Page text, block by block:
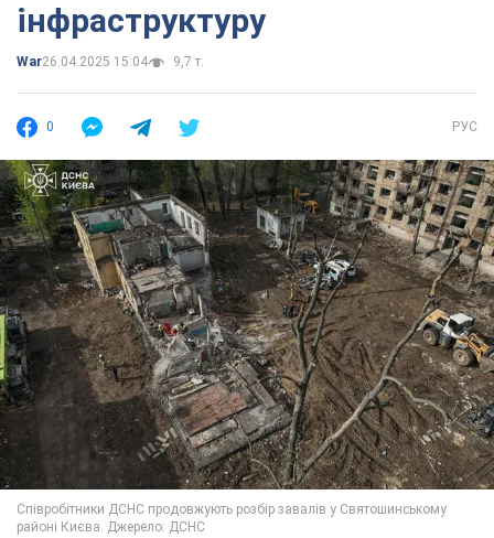
інфраструктуру
War26.04.2025 15:04 9,7 т.
0 РУС